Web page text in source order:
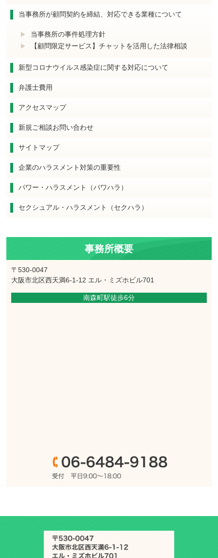
当事務所が顧問契約を締結、対応できる業種について
当事務所の事件処理方針
【顧問限定サービス】チャットを活用した法律相談
新型コロナウイルス感染症に関する対応について
弁護士費用
アクセスマップ
新規ご相談お問い合わせ
サイトマップ
企業のハラスメント対策の重要性
パワー・ハラスメント（パワハラ）
セクシュアル・ハラスメント（セクハラ）
事務所概要
〒530-0047
大阪市北区西天満6-1-12 エル・ミズホビル701
南森町駅徒歩6分